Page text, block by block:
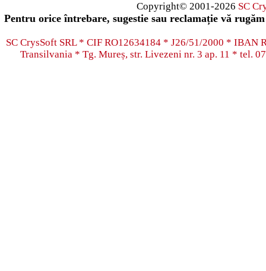
Copyright© 2001-2026 SC
Pentru orice întrebare, sugestie sau reclamație vă
SC CrysSoft SRL * CIF RO12634184 * J26/51/2000 * IBAN
Transilvania * Tg. Mureș, str. Livezeni nr. 3 ap. 11 * tel.